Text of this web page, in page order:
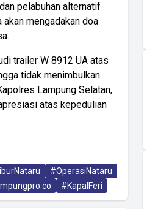
pelabuhan alternatif
mengadakan doa
trailer W 8912 UA atas
tidak menimbulkan
Lampung Selatan,
atas kepedulian
#OperasiNataru
#KapalFeri